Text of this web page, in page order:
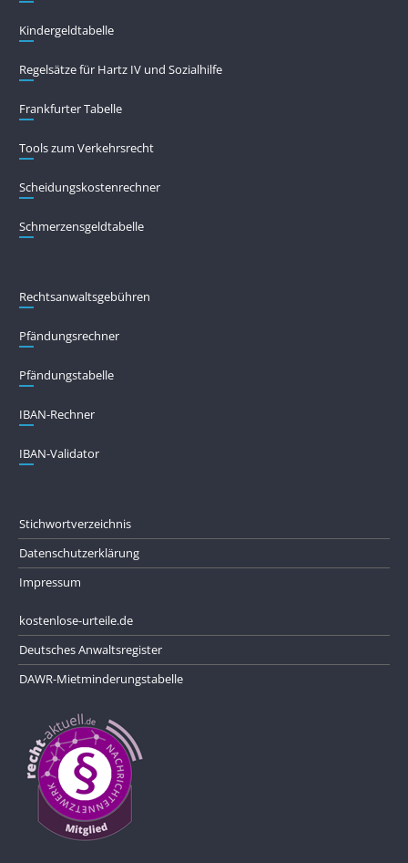
Kindergeldtabelle
Regelsätze für Hartz IV und Sozialhilfe
Frankfurter Tabelle
Tools zum Verkehrsrecht
Scheidungskostenrechner
Schmerzensgeldtabelle
Rechtsanwaltsgebühren
Pfändungs­rechner
Pfändungs­tabelle
IBAN-Rechner
IBAN-Validator
Stichwortverzeichnis
Datenschutzerklärung
Impressum
kostenlose-urteile.de
Deutsches Anwaltsregister
DAWR-Mietminderungstabelle